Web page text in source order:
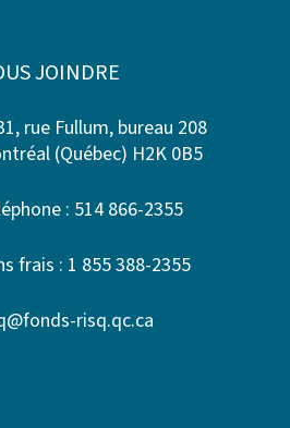
JOINDRE
rue Fullum, bureau 208
(Québec) H2K 0B5
: 514 866-2355
frais : 1 855 388-2355
risq.qc.ca